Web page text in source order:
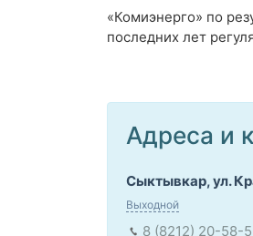
«Комиэнерго» по
последних лет
Адреса и
Сыктывкар, ул.
Выходной
8 (8212) 20-58-